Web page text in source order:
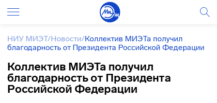
НИУ МИЭТ/Новости/Коллектив МИЭТа получил
благодарность от Президента Российской Федерации
Коллектив МИЭТа получил
благодарность от Президента
Российской Федерации